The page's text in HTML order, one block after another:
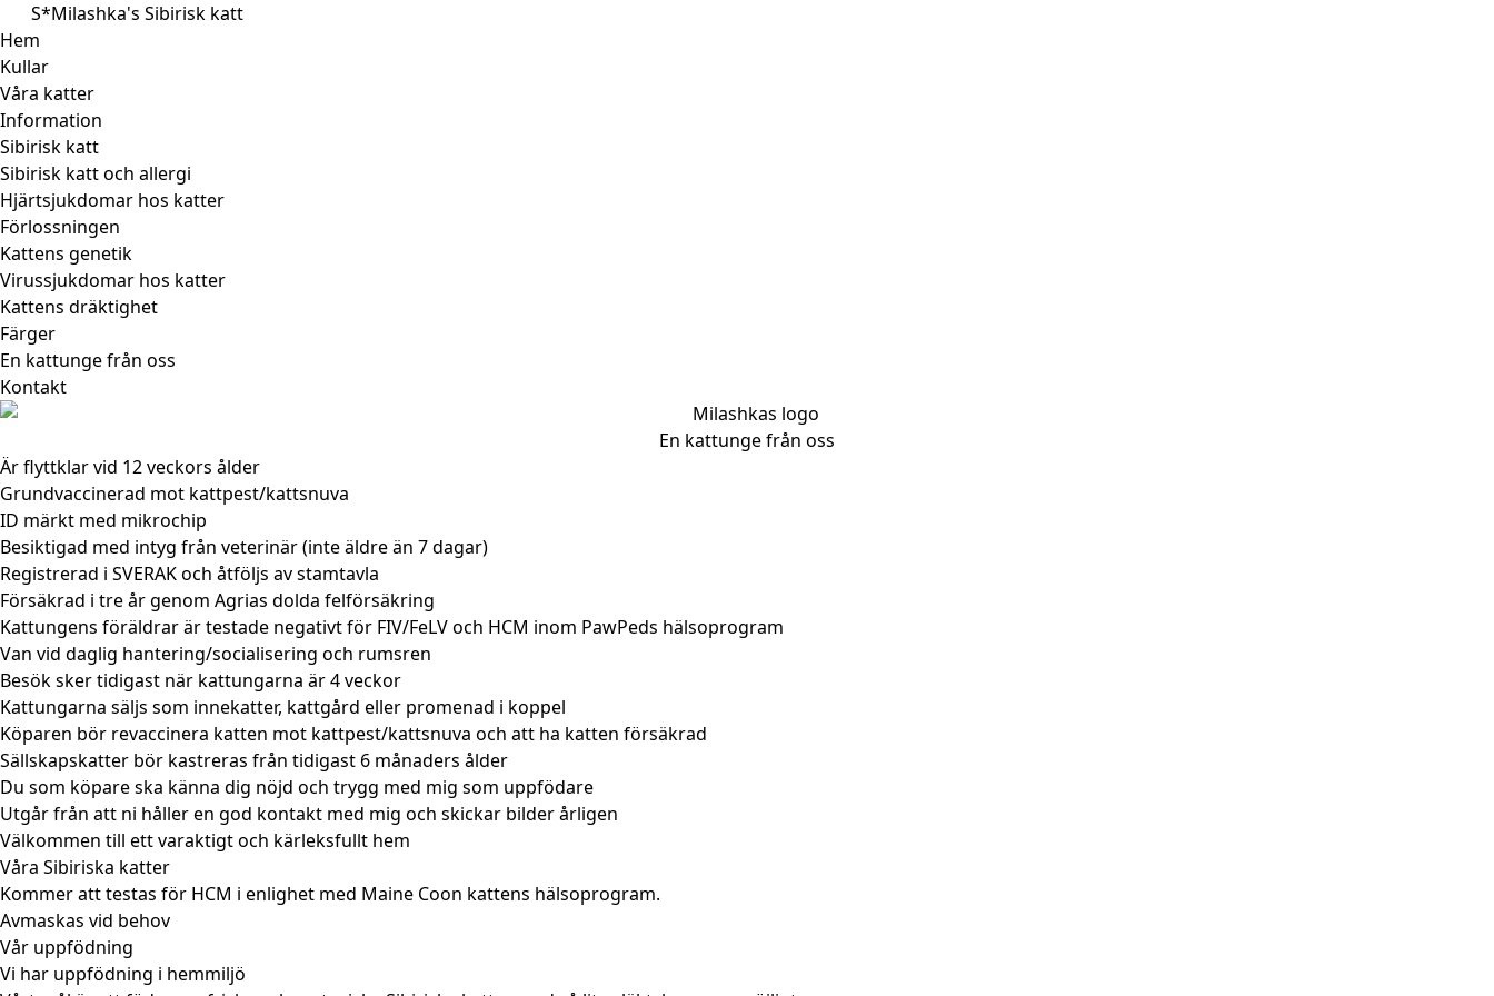
Toggle navigation
S*Milashka's Sibirisk katt
Hem
Kullar
Våra katter
Information
Sibirisk katt
Sibirisk katt och allergi
Hjärtsjukdomar hos katter
Förlossningen
Kattens genetik
Virussjukdomar hos katter
Kattens dräktighet
Färger
En kattunge från oss
Kontakt
En kattunge från oss
Är flyttklar vid 12 veckors ålder
Grundvaccinerad mot kattpest/kattsnuva
ID märkt med mikrochip
Besiktigad med intyg från veterinär (inte äldre än 7 dagar)
Registrerad i SVERAK och åtföljs av stamtavla
Försäkrad i tre år genom Agrias dolda felförsäkring
Kattungens föräldrar är testade negativt för FIV/FeLV och HCM inom PawPeds hälsoprogram
Van vid daglig hantering/socialisering och rumsren
Besök sker tidigast när kattungarna är 4 veckor
Kattungarna säljs som innekatter, kattgård eller promenad i koppel
Köparen bör revaccinera katten mot kattpest/kattsnuva och att ha katten försäkrad
Sällskapskatter bör kastreras från tidigast 6 månaders ålder
Du som köpare ska känna dig nöjd och trygg med mig som uppfödare
Utgår från att ni håller en god kontakt med mig och skickar bilder årligen
Välkommen till ett varaktigt och kärleksfullt hem
Våra Sibiriska katter
Kommer att testas för HCM i enlighet med Maine Coon kattens hälsoprogram.
Avmaskas vid behov
Vår uppfödning
Vi har uppfödning i hemmiljö